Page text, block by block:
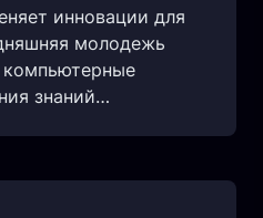
инновации для
молодежь
компьютерные
знаний…